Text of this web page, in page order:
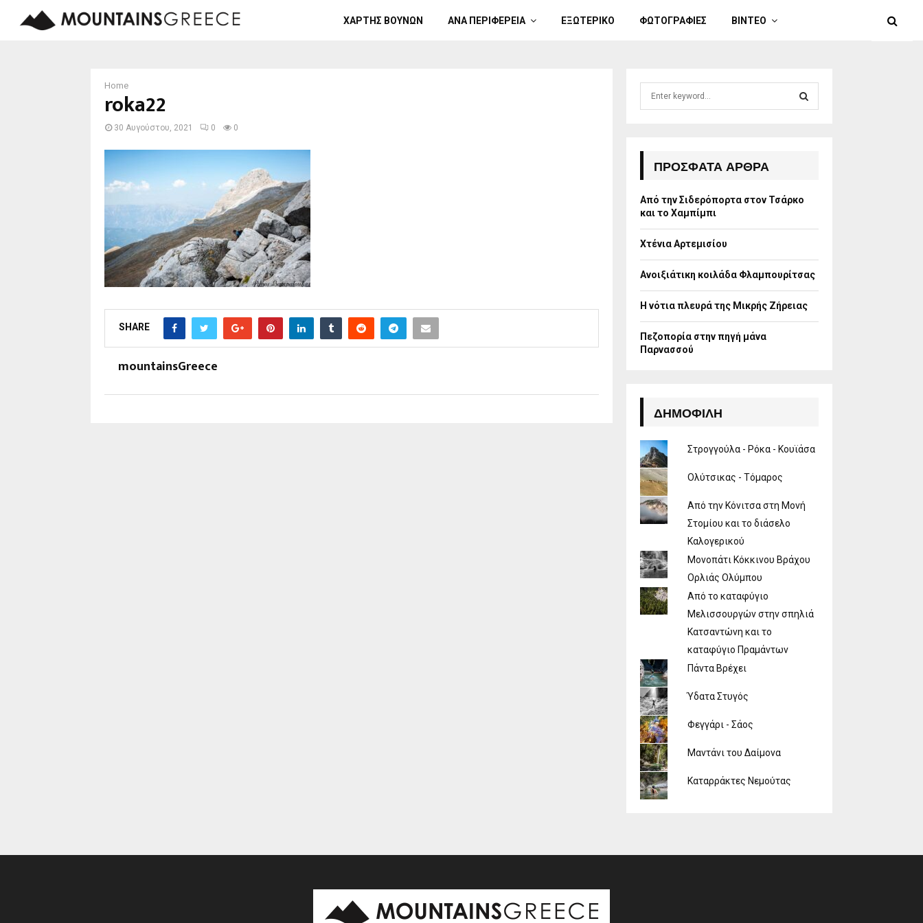
ΧΑΡΤΗΣ ΒΟΥΝΩΝ ΑΝΑ ΠΕΡΙΦΕΡΕΙΑ ΕΞΩΤΕΡΙΚΟ ΦΩΤΟΓΡΑΦΙΕΣ ΒΙΝΤΕΟ
Home
roka22
30 Αυγούστου, 2021 0 0
SHARE
mountainsGreece
r
:
R
H
ΠΡΌΣΦΑΤΑ ΆΡΘΡΑ
Από την Σιδερόπορτα στον Τσάρκο
και το Χαμπίμπι
Χτένια Αρτεμισίου
Ανοιξιάτικη κοιλάδα Φλαμπουρίτσας
Η νότια πλευρά της Μικρής Ζήρειας
Πεζοπορία στην πηγή μάνα
Παρνασσού
ΔΗΜΟΦΙΛΉ
Στρογγούλα - Ρόκα - Κουϊάσα
Ολύτσικας - Τόμαρος
Από την Κόνιτσα στη Μονή
Στομίου και το διάσελο
Καλογερικού
Μονοπάτι Κόκκινου Βράχου
Ορλιάς Ολύμπου
Από το καταφύγιο
Μελισσουργών στην σπηλιά
Κατσαντώνη και το
καταφύγιο Πραμάντων
Πάντα Βρέχει
Ύδατα Στυγός
Φεγγάρι - Σάος
Μαντάνι του Δαίμονα
Καταρράκτες Νεμούτας